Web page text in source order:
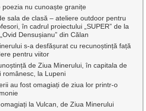
poezia nu cunoaște granițe
sala de clasă – ateliere outdoor pentru
în cadrul proiectului „SUPER” de la
Densușianu” din Călan
s-a desfășurat cu recunoștință față
pentru viitor
de Ziua Minerului, în capitala de
românesc, la Lupeni
au fost omagiați de ziua lor printr-o
la Vulcan, de Ziua Minerului